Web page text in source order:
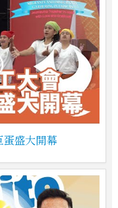
盛大開幕